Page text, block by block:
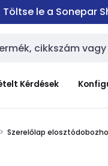
Töltse le a Sonepar
Kérdések
Szerelőlap